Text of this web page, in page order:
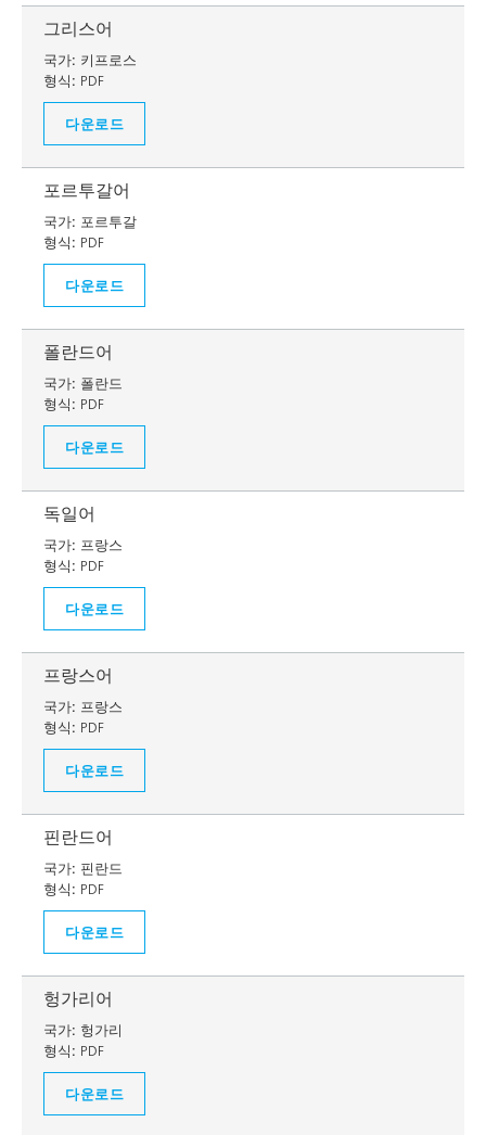
그리스어
국가: 키프로스
형식: PDF
다운로드
포르투갈어
국가: 포르투갈
형식: PDF
다운로드
폴란드어
국가: 폴란드
형식: PDF
다운로드
독일어
국가: 프랑스
형식: PDF
다운로드
프랑스어
국가: 프랑스
형식: PDF
다운로드
핀란드어
국가: 핀란드
형식: PDF
다운로드
헝가리어
국가: 헝가리
형식: PDF
다운로드